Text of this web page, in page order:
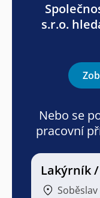
s.r.o.
Nebo se
pracovní
Lakýrník
Soběslav